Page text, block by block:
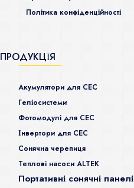
Політика конфіденційності
ПРОДУКЦІЯ
Акумулятори для СЕС
Гeліосистеми
Фотомодулі для СЕС
Інвертори для СЕС
Сонячна черепиця
Теплові насоси ALTEK
Портативні сонячні панелі